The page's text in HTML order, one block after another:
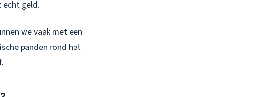
echt geld.
we vaak met een
panden rond het